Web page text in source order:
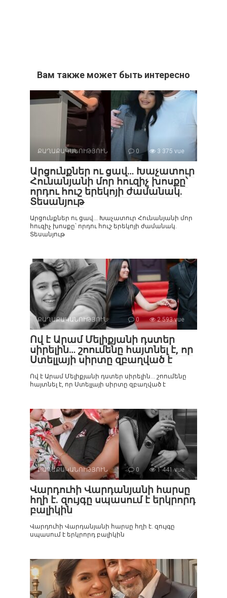
Вам также может быть интересно
ՔԱՂԱՔԱԿԱՆՈՒԹՅՈՒՆ 0 3 375 vue
Արցունքներ ու ցավ… Խաչատուր
Հունանյանի մոր հուզիչ խոսքը՝
որդու հուշ երեկոյի ժամանակ.
Տեսանյութ
Արցունքներ ու ցավ… Խաչատուր Հունանյանի մոր
հուզիչ խոսքը՝ որդու հուշ երեկոյի ժամանակ.
Տեսանյութ
ՔԱՂԱՔԱԿԱՆՈՒԹՅՈՒՆ 0 2 593 vue
Ով է Արամ Մելիքյանի դստեր
սիրելին… շոումենը հայտնել է, որ
Ստելլայի սիրտը զբաղված է
Ով է Արամ Մելիքյանի դստեր սիրելին… շոումենը
հայտնել է, որ Ստելլայի սիրտը զբաղված է
ՔԱՂԱՔԱԿԱՆՈՒԹՅՈՒՆ 0 1 441 vue
Վարդուհի Վարդանյանի հարսը
հղի է. զույգը սպասում է երկրորդ
բալիկին
Վարդուհի Վարդանյանի հարսը հղի է. զույգը
սպասում է երկրորդ բալիկին